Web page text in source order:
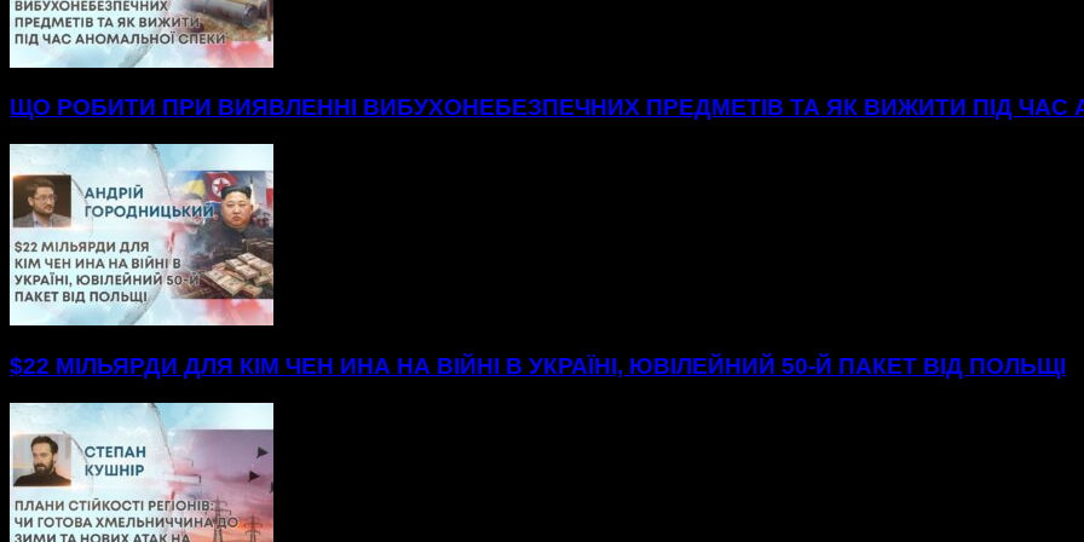
ЩО РОБИТИ ПРИ ВИЯВЛЕННІ ВИБУХОНЕБЕЗПЕЧНИХ ПРЕДМЕТІВ ТА ЯК ВИЖИТИ ПІД ЧАС
$22 МІЛЬЯРДИ ДЛЯ КІМ ЧЕН ИНА НА ВІЙНІ В УКРАЇНІ, ЮВІЛЕЙНИЙ 50-Й ПАКЕТ ВІД ПОЛЬЩІ